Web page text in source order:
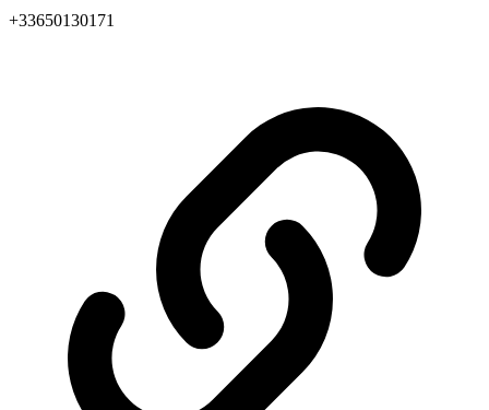
+33650130171